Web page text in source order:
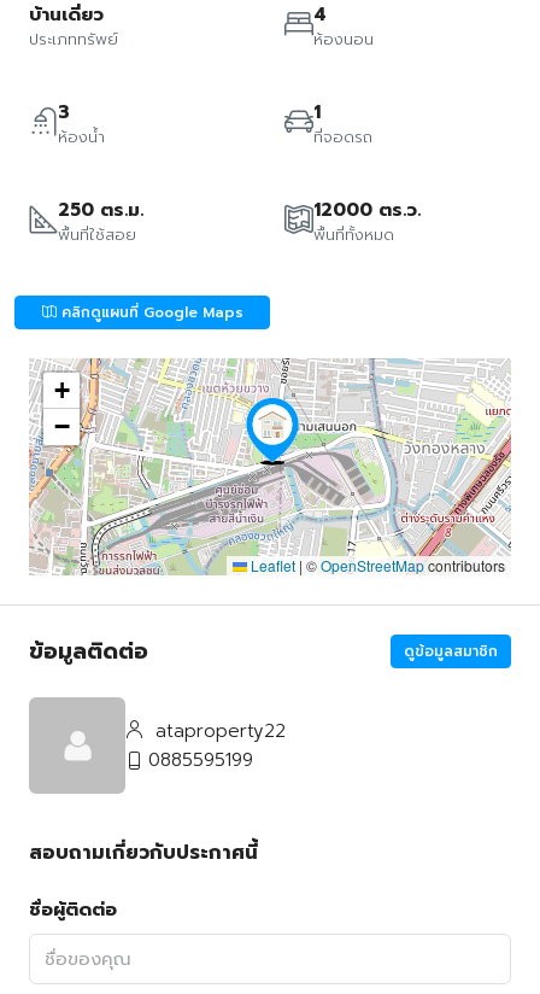
บ้านเดี่ยว
ประเภททรัพย์
4
ห้องนอน
3
ห้องน้ำ
1
ที่จอดรถ
250 ตร.ม.
พื้นที่ใช้สอย
12000 ตร.ว.
พื้นที่ทั้งหมด
คลิกดูแผนที่ Google Maps
+
−
Leaflet | ©OpenStreetMapcontributors
ข้อมูลติดต่อ ดูข้อมูลสมาชิก
ataproperty22
0885595199
สอบถามเกี่ยวกับประกาศนี้
ชื่อผู้ติดต่อ